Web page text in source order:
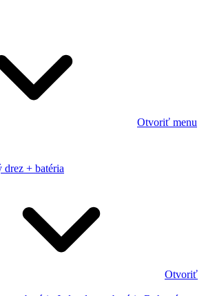
Otvoriť menu
drez + batéria
Otvoriť